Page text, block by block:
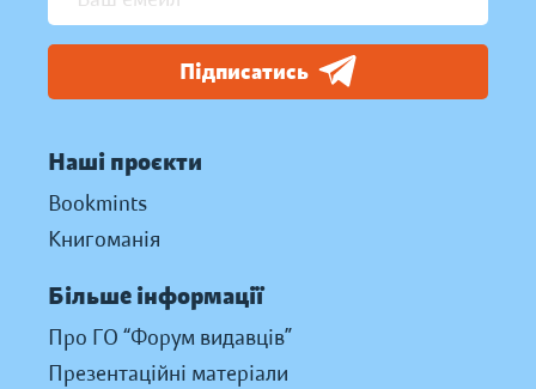
Підписатись
Наші проєкти
Bookmints
Книгоманія
Більше інформації
Про ГО “Форум видавців”
Презентаційні матеріали